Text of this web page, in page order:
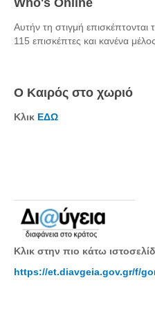
Who's Online
Αυτήν τη στιγμή επισκέπτονται
115 επισκέπτες και κανένα μέλος
Ο Καιρός στο χωριό
Κλικ ΕΔΩ
Κλικ στην πιο κάτω
https://et.diavgeia.gov.gr/f/